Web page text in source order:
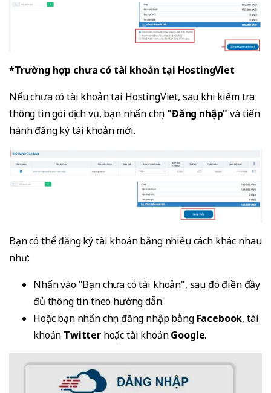
*Trường hợp chưa có tài khoản tại HostingViet
Nếu chưa có tài khoản tại HostingViet, sau khi kiểm tra
thông tin gói dịch vụ, bạn nhấn chọn "Đăng nhập"và tiến
hành đăng ký tài khoản mới.
Bạn có thể đăng ký tài khoản bằng nhiều cách khác nhau
như:
Nhấn vào "Bạn chưa có tài khoản", sau đó điền đầy
đủ thông tin theo hướng dẫn.
Hoặc bạn nhấn chọn đăng nhập bằng Facebook, tài
khoản Twitterhoặc tài khoảnGoogle.